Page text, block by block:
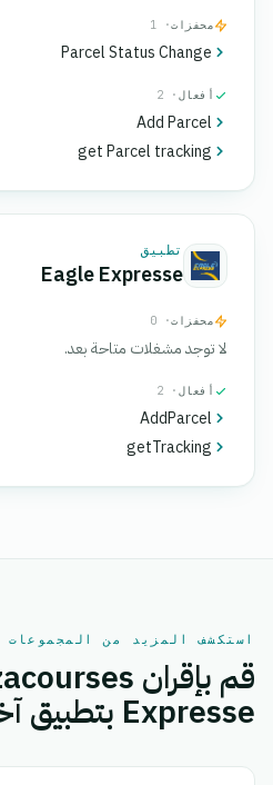
محفزات· 1
Parcel Status Change
أفعال · 2
Add Parcel
get Parcel tracking
تطبيق
Eagle Expresse
محفزات· 0
لا توجد مشغلات متاحة بعد.
أفعال · 2
AddParcel
getTracking
استكشف المزيد من المجموعات
Expresse بتطبيق آخر.